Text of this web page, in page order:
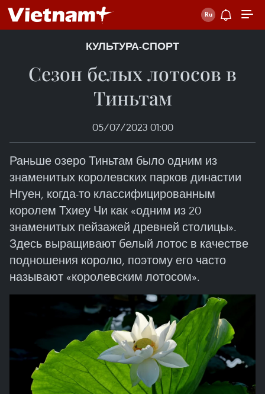
КУЛЬТУРА-СПОРТ
Сезон белых лотосов в
Тиньтам
05/07/2023 01:00
Раньше озеро Тиньтам было одним из
знаменитых королевских парков династии
Нгуен, когда-то классифицированным
королем Тхиеу Чи как «одним из 20
знаменитых пейзажей древней столицы».
Здесь выращивают белый лотос в качестве
подношения королю, поэтому его часто
называют «королевским лотосом».